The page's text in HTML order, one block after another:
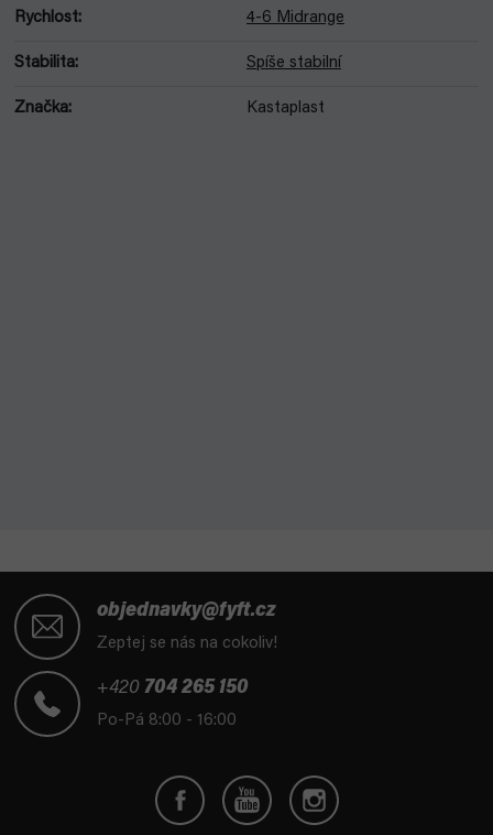
Rychlost: 4-6 Midrange
Stabilita: Spíše stabilní
Značka: Kastaplast
objednavky@fyft.cz
Zeptej se nás na cokoliv!
+420 704 265 150
Po-Pá 8:00 - 16:00